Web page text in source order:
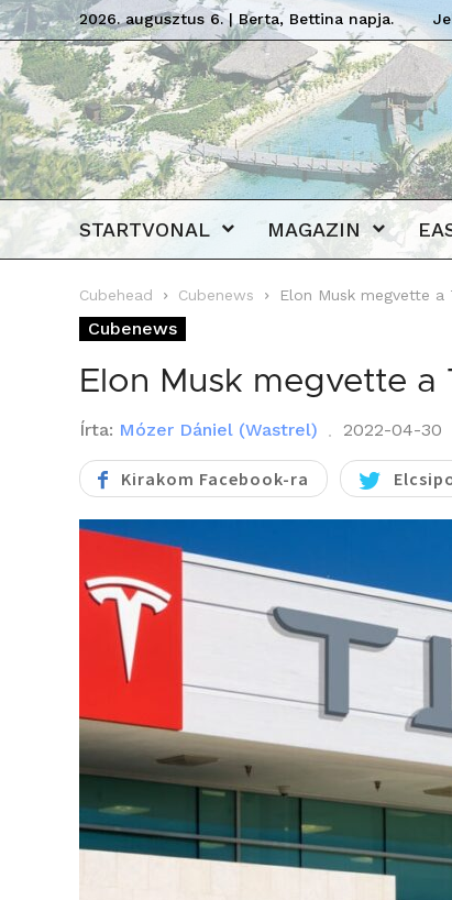
2026. augusztus 6. | Berta, Bettina napja.
STARTVONAL MAGAZIN
Cubehead Cubenews Elon Musk megvette
Cubenews
Elon Musk megvette
Írta: Mózer Dániel (Wastrel) 2022-04-30
Kirakom Facebook-ra